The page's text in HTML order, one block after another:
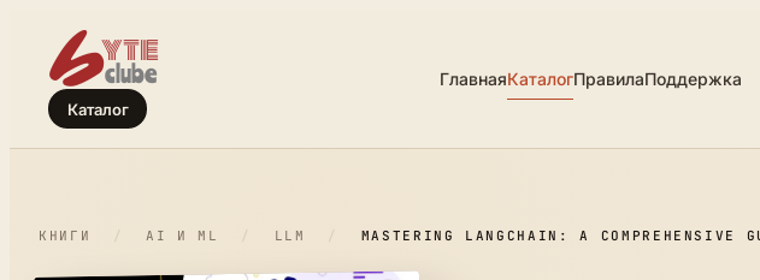
Каталог
ГлавнаяКаталогПравилаПоддержка
КНИГИ / AI И ML / LLM / MASTERING LANGCHAIN: A